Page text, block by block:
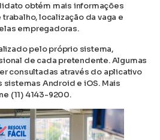
obtém mais informações
localização da vaga e
empregadoras.
pelo próprio sistema,
de cada pretendente. Algumas
consultadas através do aplicativo
sistemas Android e iOS. Mais
(11) 4143-9200.